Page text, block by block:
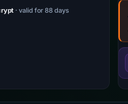
· valid for 88 days